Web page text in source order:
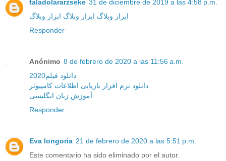
taladolararzseke 31 de diciembre de 2019 a las 4:58 p.m.
ابزار وبلاگ ابزار وبلاگ ابزار وبلاگ
Responder
Anónimo 8 de febrero de 2020 a las 11:56 a.m.
دانلود فیلم2020
دانلود نرم افزار بازیابی اطلاعات کامپیوتر
آموزش زبان انگلیسی
Responder
Eva longoria 21 de febrero de 2020 a las 5:51 p.m.
Este comentario ha sido eliminado por el autor.